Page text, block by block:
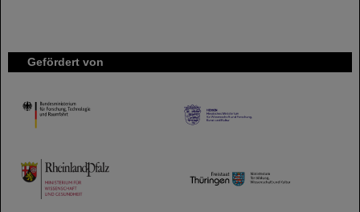
Gefördert von
HMWK
TMWWDG